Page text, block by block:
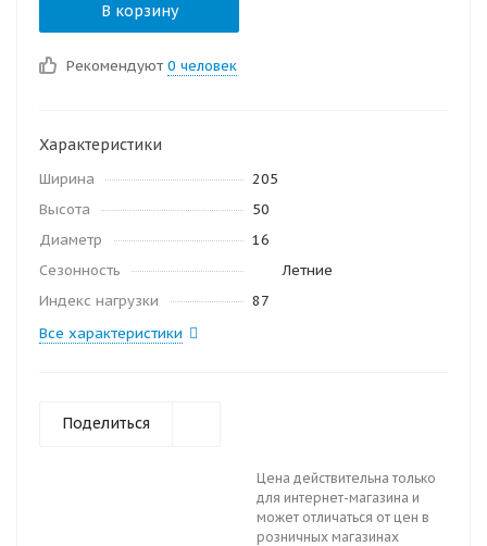
В корзину
Рекомендуют 0 человек
Характеристики
Ширина
205
Высота
50
Диаметр
16
Сезонность
Летние
Индекс нагрузки
87
Все характеристики
Поделиться
Цена действительна только
для интернет-магазина и
может отличаться от цен в
розничных магазинах